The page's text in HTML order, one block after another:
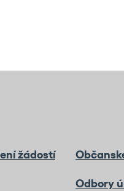
žádostí
Odbory